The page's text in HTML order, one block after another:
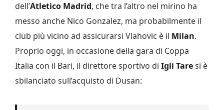
dell’Atletico Madrid, che tra l’altro nel mirino ha
messo anche Nico Gonzalez, ma probabilmente il
club più vicino ad assicurarsi Vlahovic è il Milan.
Proprio oggi, in occasione della gara di Coppa
Italia con il Bari, il direttore sportivo di Igli Taresi è
sbilanciato sull’acquisto di Dusan: